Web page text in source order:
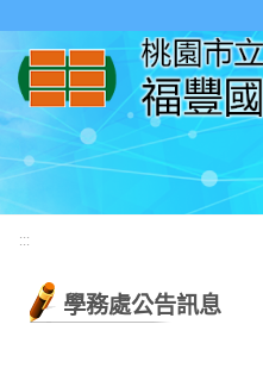
:::
學務處公告訊息